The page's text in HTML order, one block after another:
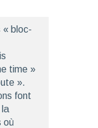
« bloc-
time »
».
font
où